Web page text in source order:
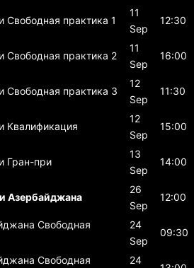
Свободная практика 1
11
Sep
12:30
Свободная практика 2
11
Sep
16:00
Свободная практика 3
12
Sep
11:30
Квалификация
12
Sep
15:00
Гран-при
13
Sep
14:00
Азербайджана
26
Sep
12:00
Свободная
24
Sep
09:30
Свободная
24